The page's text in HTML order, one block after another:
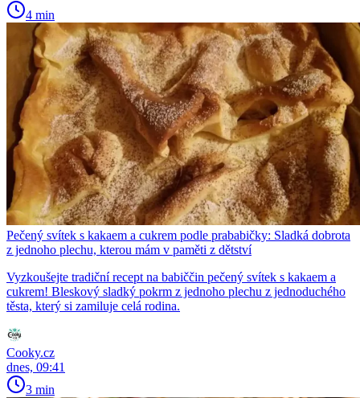
4 min
Pečený svítek s kakaem a cukrem podle prababičky: Sladká dobrota
z jednoho plechu, kterou mám v paměti z dětství
Vyzkoušejte tradiční recept na babiččin pečený svítek s kakaem a
cukrem! Bleskový sladký pokrm z jednoho plechu z jednoduchého
těsta, který si zamiluje celá rodina.
Cooky.cz
dnes, 09:41
3 min